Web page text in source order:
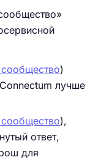
)
лучше
),
ответ,
для